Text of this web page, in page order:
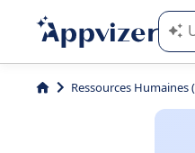
Ressources Humaines